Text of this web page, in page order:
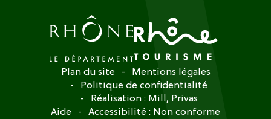
Plan du site
Mentions légales
Politique de confidentialité
Réalisation : Mill, Privas
Aide
Accessibilité : Non conforme